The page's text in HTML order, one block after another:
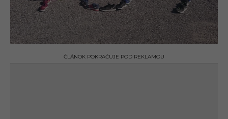
ČLÁNOK POKRAČUJE POD REKLAMOU